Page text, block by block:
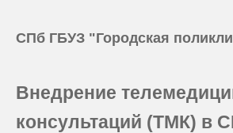
СПб ГБУЗ "Городская
Внедрение
консультаций (ТМК) в